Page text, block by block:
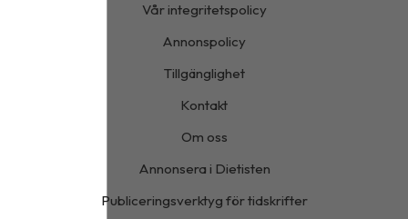
Vår integritetspolicy
Annonspolicy
Tillgänglighet
Kontakt
Om oss
Annonsera i Dietisten
Publiceringsverktyg för tidskrifter